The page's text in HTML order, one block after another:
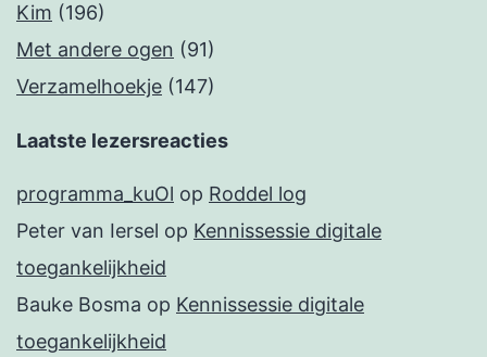
Kim (196)
Met andere ogen (91)
Verzamelhoekje (147)
Laatste lezersreacties
programma_kuOl op Roddel log
Peter van Iersel op Kennissessie digitale
toegankelijkheid
Bauke Bosma op Kennissessie digitale
toegankelijkheid